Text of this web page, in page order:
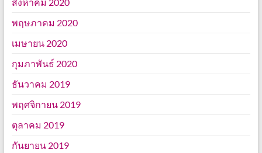
พฤษภาคม 2020
เมษายน 2020
กุมภาพันธ์ 2020
ธันวาคม 2019
พฤศจิกายน 2019
ตุลาคม 2019
กันยายน 2019